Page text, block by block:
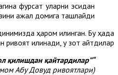
фурсат уларни эсидан
ажал домига ташлайди.
ҳаром қилинган. Бу ҳақда
қилинади, у зот айтдилар:
“Расулуллоҳ саллаллоҳу алайҳи васаллам ҳар қандай маст қилувчи, баданни бўшаштирувчи ва сусайтирувчи нарсаларни истеъмол қилишдан қайтардилар”
Абу Довуд ривоятлари).